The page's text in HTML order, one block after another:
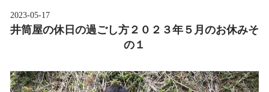
2023-05-17
井筒屋の休日の過ごし方２０２３年５月のお休みそ
の１